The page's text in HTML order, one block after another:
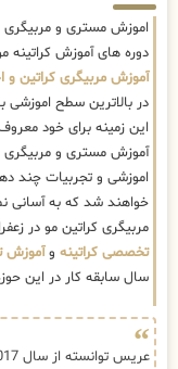
اموزش مستری و مربیگری
دوره های آموزش
آموزش مربیگری کراتین و
در بالاترین سطح اموزشی
این زمینه برای خود
آموزش مستری و مربیگری
اموزشی و تجربیات چند
خواهند شد که به آسانی
مربیگری کراتین مو در
تخصصی کراتینه وآموزش
سال سابقه کار در این